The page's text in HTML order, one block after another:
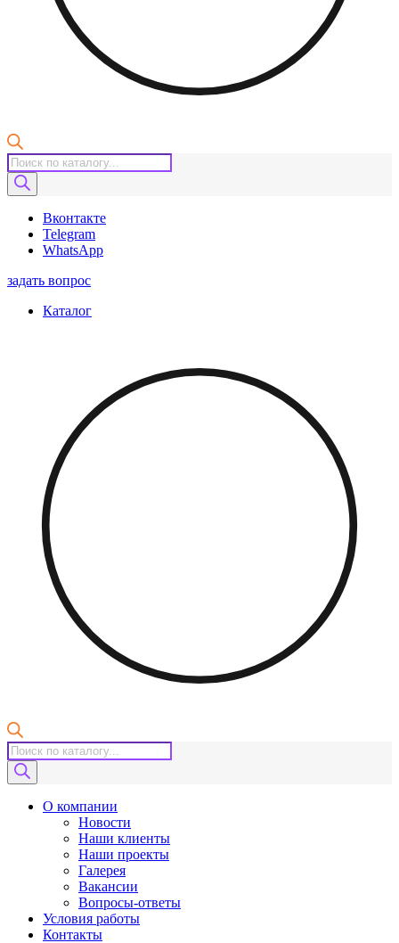
Поиск
товаров
Вконтакте
Telegram
WhatsApp
задать вопрос
Каталог
Поиск
товаров
О компании
Новости
Наши клиенты
Наши проекты
Галерея
Вакансии
Вопросы-ответы
Условия работы
Контакты